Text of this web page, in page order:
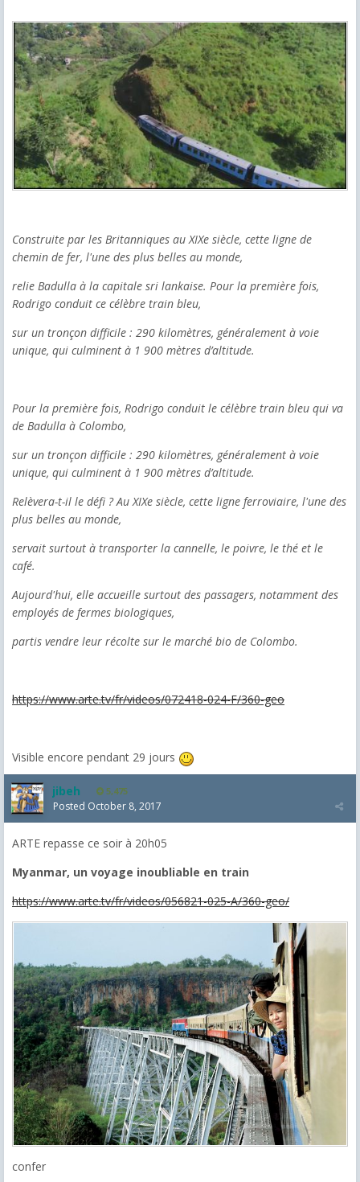
Construite par les Britanniques au XIXe siècle, cette ligne de
chemin de fer, l'une des plus belles au monde,
relie Badulla à la capitale sri lankaise. Pour la première fois,
Rodrigo conduit ce célèbre train bleu,
sur un tronçon difficile : 290 kilomètres, généralement à voie
unique, qui culminent à 1 900 mètres d’altitude.
Pour la première fois, Rodrigo conduit le célèbre train bleu qui va
de Badulla à Colombo,
sur un tronçon difficile : 290 kilomètres, généralement à voie
unique, qui culminent à 1 900 mètres d’altitude.
Relèvera-t-il le défi ? Au XIXe siècle, cette ligne ferroviaire, l'une des
plus belles au monde,
servait surtout à transporter la cannelle, le poivre, le thé et le
café.
Aujourd'hui, elle accueille surtout des passagers, notamment des
employés de fermes biologiques,
partis vendre leur récolte sur le marché bio de Colombo.
https://www.arte.tv/fr/videos/072418-024-F/360-geo
Visible encore pendant 29 jours
jibeh 5,475
Posted October 8, 2017
ARTE repasse ce soir à 20h05
Myanmar, un voyage inoubliable en train
https://www.arte.tv/fr/videos/056821-025-A/360-geo/
confer